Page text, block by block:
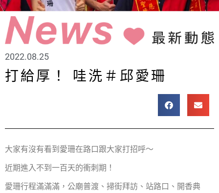
2022.08.25
打給厚！ 哇洗＃邱愛珊
大家有沒有看到愛珊在路口跟大家打招呼～
近期進入不到一百天的衝刺期！
愛珊行程滿滿滿，公廟普渡、掃街拜訪、站路口、開香典